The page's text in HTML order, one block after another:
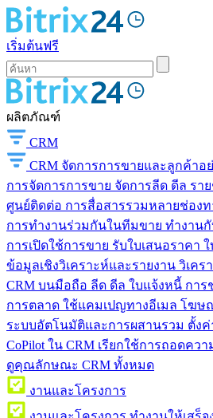
เริ่มต้นฟรี
ผลิตภัณฑ์
CRM
CRM จัดการการขายและลูกค้าอ
การจัดการการขาย จัดการลีด ดีล รา
ศูนย์ติดต่อ การสื่อสารรวมหลายช่องท
การทำงานร่วมกันในทีมขาย ทำงาน
การเปิดใช้การขาย รับใบเสนอราคา
ข้อมูลเชิงวิเคราะห์และรายงาน วิเคร
CRM บนมือถือ ลีด ดีล ใบแจ้งหนี้ กา
การตลาด ใช้แคมเปญทางอีเมล โฆษ
ระบบอัตโนมัติและการผสานรวม ตั้ง
CoPilot ใน CRM เรียกใช้การถอดคว
ดูคุณลักษณะ CRM ทั้งหมด
งานและโครงการ